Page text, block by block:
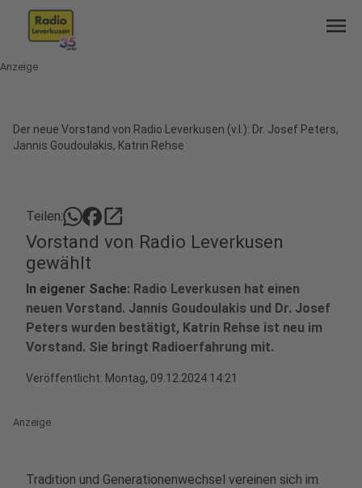
menu
Anzeige
Der neue Vorstand von Radio Leverkusen (v.l.): Dr. Josef Peters,
Jannis Goudoulakis, Katrin Rehse
Teilen: open_in_new
Vorstand von Radio Leverkusen
gewählt
In eigener Sache: Radio Leverkusen hat einen
neuen Vorstand. Jannis Goudoulakis und Dr. Josef
Peters wurden bestätigt, Katrin Rehse ist neu im
Vorstand. Sie bringt Radioerfahrung mit.
Veröffentlicht: Montag, 09.12.2024 14:21
Anzeige
Tradition und Generationenwechsel vereinen sich im